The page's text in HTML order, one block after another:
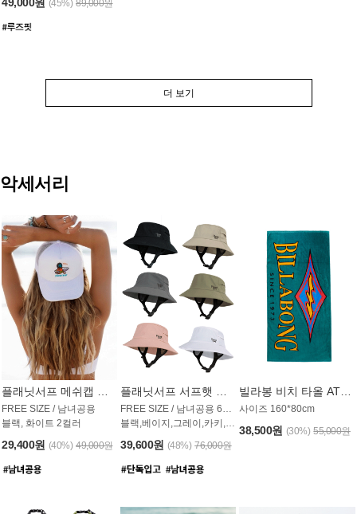
49,000원 (45%) 89,000원
더 보기
악세서리
FREE SIZE / 남녀공용
블랙, 화이트 2컬러
29,400원 (40%) 49,000원
블랙,베이지,그레이,카키,핑크,화이트
39,600원 (48%) 76,000원
사이즈 160*80cm
38,500원 (30%) 55,000원